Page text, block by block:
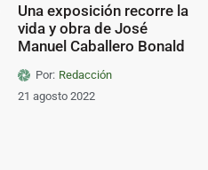
Una exposición recorre la
vida y obra de José
Manuel Caballero Bonald
Por: Redacción
21 agosto 2022